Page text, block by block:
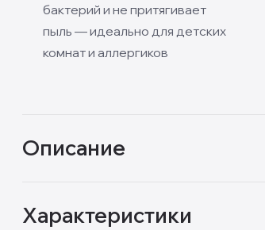
бактерий и не притягивает
пыль — идеально для детских
комнат и аллергиков
Описание
Характеристики